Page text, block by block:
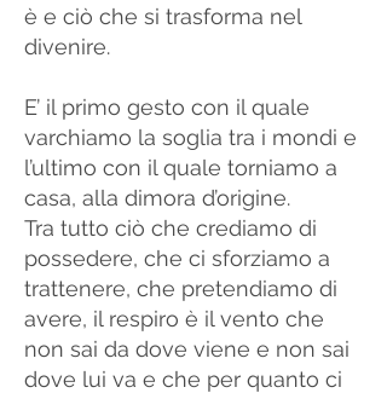
è e ciò che si trasforma nel
divenire.
E’ il primo gesto con il quale
varchiamo la soglia tra i mondi e
l’ultimo con il quale torniamo a
casa, alla dimora d’origine.
Tra tutto ciò che crediamo di
possedere, che ci sforziamo a
trattenere, che pretendiamo di
avere, il respiro è il vento che
non sai da dove viene e non sai
dove lui va e che per quanto ci